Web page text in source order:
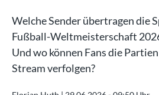
Welche Sender übertragen die
Fußball-Weltmeisterschaft
Und wo können Fans die
Stream verfolgen?